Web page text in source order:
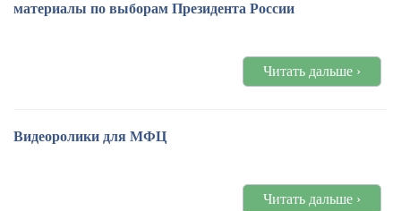
материалы по выборам Президента России
Читать дальше ›
Видеоролики для МФЦ
Читать дальше ›